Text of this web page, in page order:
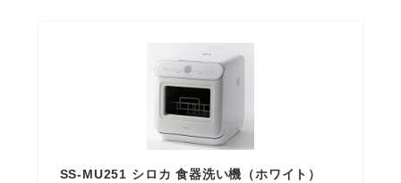
SS-MU251 シロカ 食器洗い機（ホワイト）